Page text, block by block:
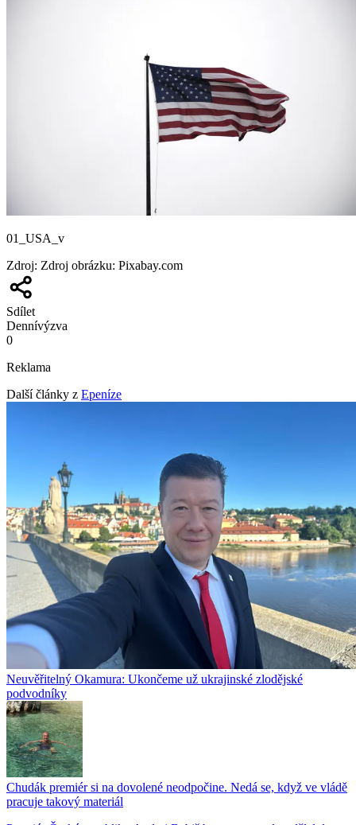
01_USA_v
Zdroj: Zdroj obrázku: Pixabay.com
Sdílet
Dennívýzva
0
Reklama
Další články z Epeníze
Neuvěřitelný Okamura: Ukončeme už ukrajinské zlodějské
podvodníky
Chudák premiér si na dovolené neodpočine. Nedá se, když ve vládě
pracuje takový materiál